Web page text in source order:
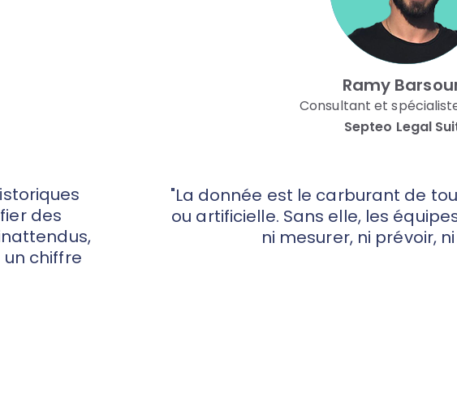
des
chiffre
Ramy
Consultant et
Septeo Legal
"La donnée est le carburant de
ou artificielle. Sans elle, les
ni mesurer, ni prévoir,